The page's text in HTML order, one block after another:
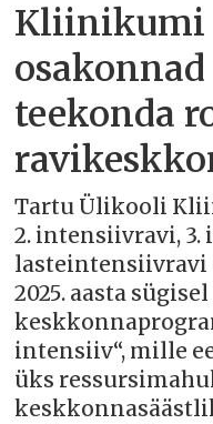
Kliinikumi
teekonda
Tartu Ülikooli
2. intensiivravi,
lasteintensiivravi
2025. aasta sügisel
intensiiv“, mille
üks